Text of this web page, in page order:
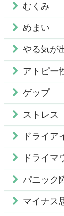
むくみ
めまい
やる気が
アトピー
ゲップ
ストレス
ドライア
ドライマ
パニック
マイナス